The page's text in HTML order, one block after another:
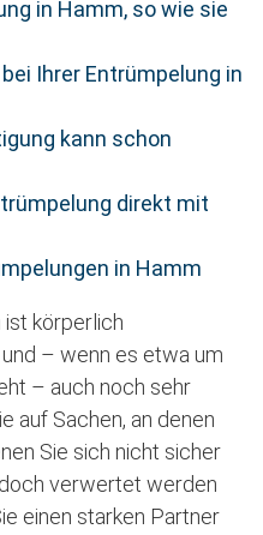
in Hamm, so wie sie
Ihrer Entrümpelung in
kann schon
direkt mit
in Hamm
ist körperlich
– wenn es etwa um
– auch noch sehr
auf Sachen, an denen
Sie sich nicht sicher
verwertet werden
einen starken Partner